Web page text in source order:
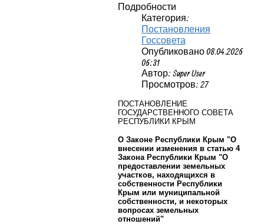
Подробности
Категория:
Постановления
Госсовета
Опубликовано 08.04.2026
06:31
Автор: Super User
Просмотров: 27
ПОСТАНОВЛЕНИЕ
ГОСУДАРСТВЕННОГО СОВЕТА
РЕСПУБЛИКИ КРЫМ
О Законе Республики Крым "О
внесении изменения в статью 4
Закона Республики Крым "О
предоставлении земельных
участков, находящихся в
собственности Республики
Крым или муниципальной
собственности, и некоторых
вопросах земельных
отношений"